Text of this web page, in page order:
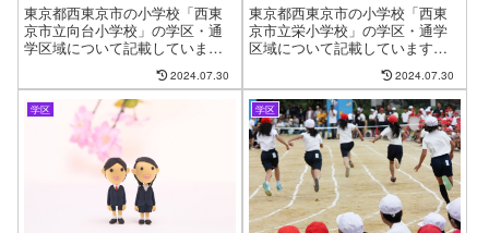
東京都西東京市の小学校「西東
京市立向台小学校」の学区・通
学区域について記載していま
くある問題として、お子様の通
う学校の問題があります。やっ
と見つけたお気に入りの物件も
学校が変わってしまうからと断
念するケースがございます。フ
ァインドゼロではお客様が簡単
に、学区・通学区域を指定して
物件探しができるように学区に
ついてのページを作成していま
2024.07.30
東京都西東京市の小学校「西東
京市立栄小学校」の学区・通学
区域について記載しています。
新しい住まいを探す時に良くあ
る問題として、お子様の通う学
校の問題があります。やっと見
つけたお気に入りの物件も学校
が変わってしまうからと断念す
るケースがございます。ファイ
ンドゼロではお客様が簡単に、
学区・通学区域を指定して物件
探しができるように学区につい
てのページを作成しています。
2024.07.30
学区 学区